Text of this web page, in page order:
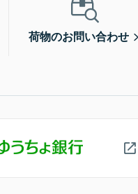
荷物のお問い合わせ